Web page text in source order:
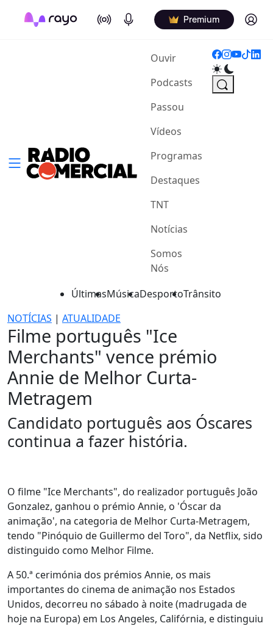
On Air Podcasts Premium Log in
Ouvir(current)
Podcasts
Passou
Vídeos
Programas
Destaques
TNT
Notícias
Somos
Nós
ÚltimasMúsicaDesportoTrânsito
NOTÍCIAS | ATUALIDADE
Filme português "Ice
Merchants" vence prémio
Annie de Melhor Curta-
Metragem
Candidato português aos Óscares
continua a fazer história.
O filme "Ice Merchants", do realizador português João
Gonzalez, ganhou o prémio Annie, o 'Óscar da
animação', na categoria de Melhor Curta-Metragem,
tendo "Pinóquio de Guillermo del Toro", da Netflix, sido
distinguido como Melhor Filme.
A 50.ª cerimónia dos prémios Annie, os mais
importantes do cinema de animação nos Estados
Unidos, decorreu no sábado à noite (madrugada de
hoje na Europa) em Los Angeles, Califórnia, e distinguiu